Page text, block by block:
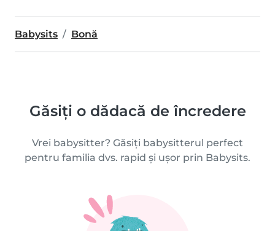
Babysits Bonă
Găsiți o dădacă de încredere
Vrei babysitter? Găsiți babysitterul perfect
pentru familia dvs. rapid și ușor prin Babysits.